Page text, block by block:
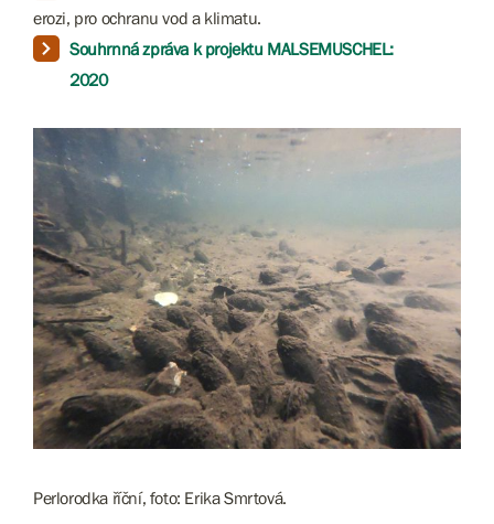
erozi, pro ochranu vod a klimatu.
Souhrnná zpráva k projektu MALSEMUSCHEL:
2020
Perlorodka říční, foto: Erika Smrtová.